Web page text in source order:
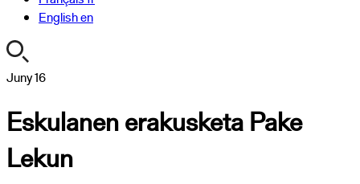
Englishen
https://turismoa.xn-
oati-
gqa.eus/ca/agenda/eskulanen-
erakusketa-
1
Juny16
Eskulanen erakusketa Pake
Lekun